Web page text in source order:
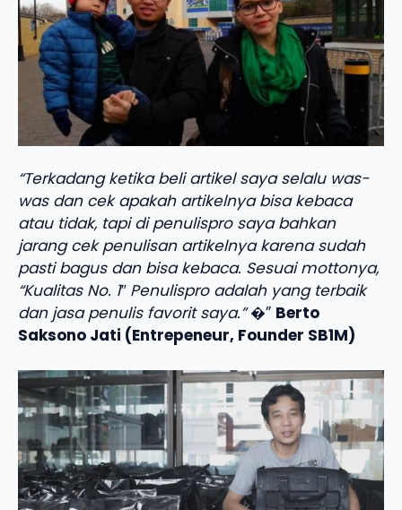
“Terkadang ketika beli artikel saya selalu was-
was dan cek apakah artikelnya bisa kebaca
atau tidak, tapi di penulispro saya bahkan
jarang cek penulisan artikelnya karena sudah
pasti bagus dan bisa kebaca. Sesuai mottonya,
“Kualitas No. 1″ Penulispro adalah yang terbaik
dan jasa penulis favorit saya.”�” Berto
Saksono Jati (Entrepeneur, Founder SB1M)